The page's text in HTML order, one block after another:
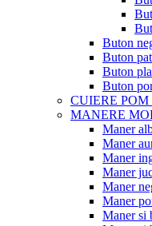
Buton
Buton
Buton
Buton
CUIERE
MANERE
Maner
Maner
Maner
Maner
Maner
Maner
Maner si